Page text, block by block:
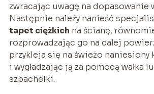
zwracając uwagę na dopasowanie
Następnie należy nanieść
tapet ciężkich na ścianę,
rozprowadzając go na całej
przykleja się na świeżo
i wygładzając ją za pomocą wałka
szpachelki.